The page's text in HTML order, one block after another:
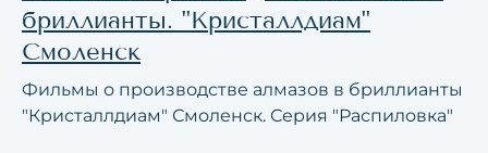
бриллианты. "Кристаллдиам"
Смоленск
Фильмы о производстве алмазов в бриллианты
"Кристаллдиам" Смоленск. Серия "Распиловка"